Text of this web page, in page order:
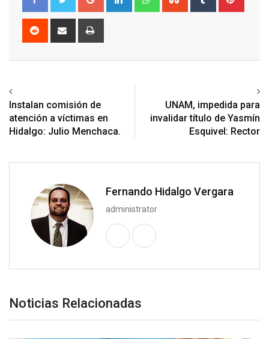
Reddit
Share
Instalan comisión de
atención a víctimas en
Hidalgo: Julio Menchaca.
UNAM, impedida para
invalidar título de Yasmín
Esquivel: Rector
Fernando Hidalgo Vergara
administrator
Noticias Relacionadas